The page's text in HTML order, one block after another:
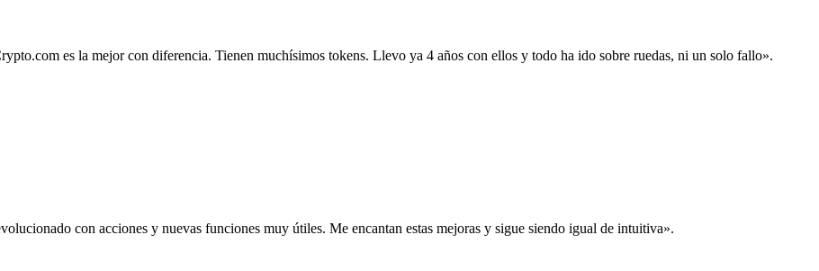
es la mejor con diferencia. Tienen muchísimos tokens. Llevo ya 4 años con ellos y todo ha ido sobre ruedas, ni un solo fallo».
con acciones y nuevas funciones muy útiles. Me encantan estas mejoras y sigue siendo igual de intuitiva».